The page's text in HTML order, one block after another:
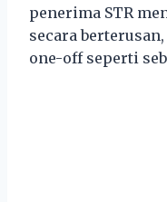
penerima STR
secara
one-off seperti